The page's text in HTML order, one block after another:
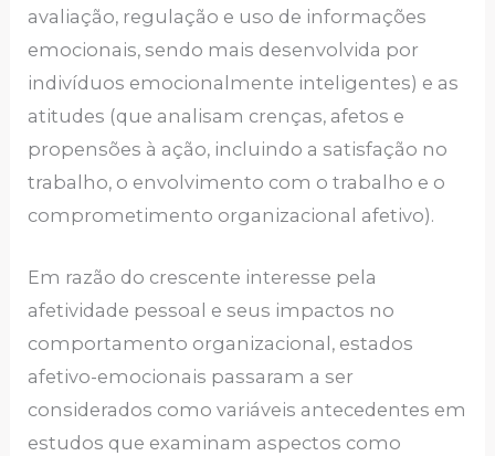
avaliação, regulação e uso de informações
emocionais, sendo mais desenvolvida por
indivíduos emocionalmente inteligentes) e as
atitudes (que analisam crenças, afetos e
propensões à ação, incluindo a satisfação no
trabalho, o envolvimento com o trabalho e o
comprometimento organizacional afetivo).
Em razão do crescente interesse pela
afetividade pessoal e seus impactos no
comportamento organizacional, estados
afetivo-emocionais passaram a ser
considerados como variáveis antecedentes em
estudos que examinam aspectos como